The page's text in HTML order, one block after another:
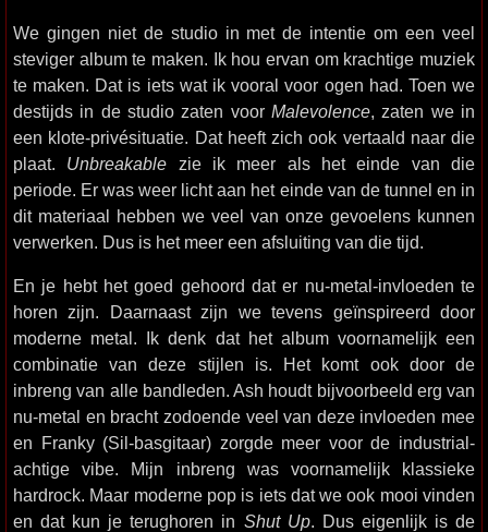
We gingen niet de studio in met de intentie om een veel
steviger album te maken. Ik hou ervan om krachtige muziek
te maken. Dat is iets wat ik vooral voor ogen had. Toen we
destijds in de studio zaten voor Malevolence , zaten we in
een klote-privésituatie. Dat heeft zich ook vertaald naar die
plaat. Unbreakable zie ik meer als het einde van die
periode. Er was weer licht aan het einde van de tunnel en in
dit materiaal hebben we veel van onze gevoelens kunnen
verwerken. Dus is het meer een afsluiting van die tijd.
En je hebt het goed gehoord dat er nu-metal-invloeden te
horen zijn. Daarnaast zijn we tevens geïnspireerd door
moderne metal. Ik denk dat het album voornamelijk een
combinatie van deze stijlen is. Het komt ook door de
inbreng van alle bandleden. Ash houdt bijvoorbeeld erg van
nu-metal en bracht zodoende veel van deze invloeden mee
en Franky (Sil-basgitaar) zorgde meer voor de industrial-
achtige vibe. Mijn inbreng was voornamelijk klassieke
hardrock. Maar moderne pop is iets dat we ook mooi vinden
en dat kun je terughoren in Shut Up. Dus eigenlijk is de